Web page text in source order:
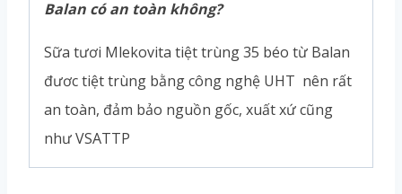
Balan có an toàn không?
Sữa tươi Mlekovita tiệt trùng 35 béo từ Balan
đươc tiệt trùng bằng công nghệ UHT nên rất
an toàn, đảm bảo nguồn gốc, xuất xứ cũng
như VSATTP